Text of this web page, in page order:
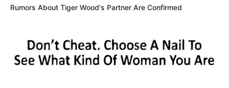
adubação ocorra de um em um mês.
Rumors About Tiger Wood's Partner Are Confirmed